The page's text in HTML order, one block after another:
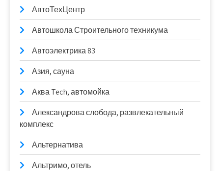
АвтоТехЦентр
Автошкола Строительного техникума
Автоэлектрика 83
Азия, сауна
Аква Tech, автомойка
Александрова слобода, развлекательный
комплекс
Альтернатива
Альтримо, отель